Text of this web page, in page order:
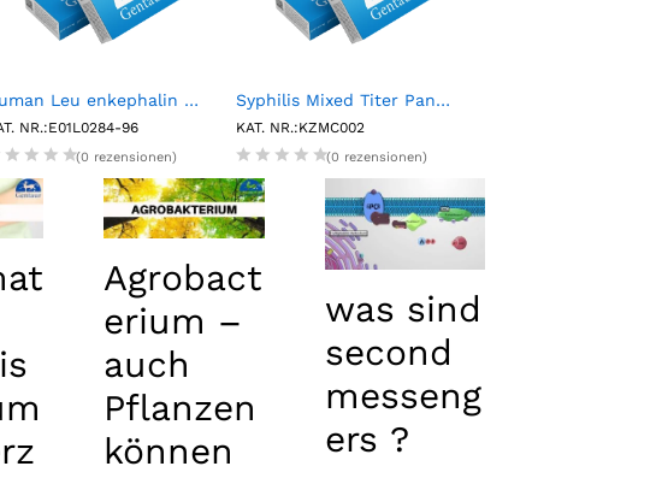
Human Leu enkephalin ELISA kit
NR.:E01L0284-96
(0 rezensionen)
Syphilis Mixed Titer Panel (15 X 1mL)
KAT. NR.:KZMC002
(0 rezensionen)
Agrobact
erium –
auch
Pflanzen
können
was sind
second
messeng
ers ?